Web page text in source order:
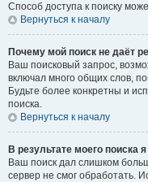
Способ доступа к поиску
Вернуться к началу
Почему мой поиск не даёт
Ваш поисковый запрос,
включал много общих слов,
Будьте более конкретны и
поиска.
Вернуться к началу
В результате моего поиска
Ваш поиск дал слишком
сервер не смог обработать.